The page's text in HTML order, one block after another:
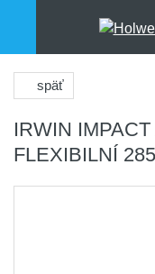
späť
IRWIN
FLEXIBILNÍ